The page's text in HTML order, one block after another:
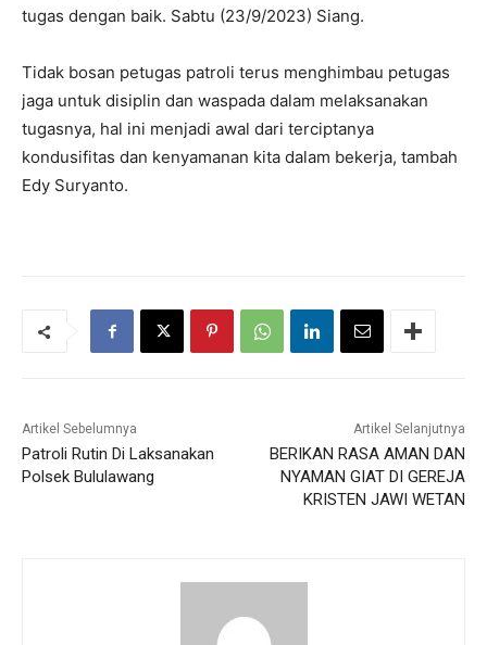
tugas dengan baik. Sabtu (23/9/2023) Siang.
Tidak bosan petugas patroli terus menghimbau petugas
jaga untuk disiplin dan waspada dalam melaksanakan
tugasnya, hal ini menjadi awal dari terciptanya
kondusifitas dan kenyamanan kita dalam bekerja, tambah
Edy Suryanto.
Artikel Sebelumnya
Patroli Rutin Di Laksanakan
Polsek Bululawang
Artikel Selanjutnya
BERIKAN RASA AMAN DAN
NYAMAN GIAT DI GEREJA
KRISTEN JAWI WETAN